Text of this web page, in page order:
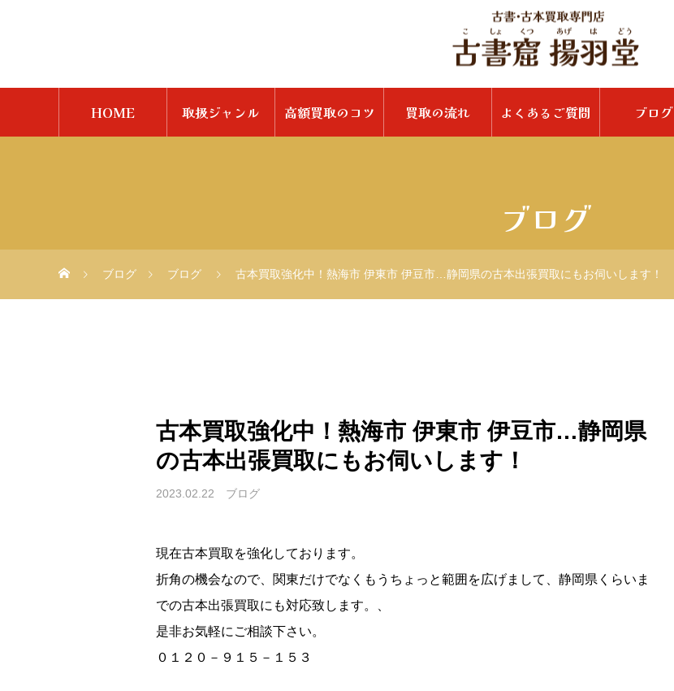
HOME 取扱ジャンル 高額買取のコツ 買取の流れ よくあるご質問 ブログ
ブログ
ブログ ブログ 古本買取強化中！熱海市 伊東市 伊豆市…静岡県の古本出張買取にもお伺いします！
古本買取強化中！熱海市 伊東市 伊豆市…静岡県
の古本出張買取にもお伺いします！
2023.02.22 ブログ
現在古本買取を強化しております。
折角の機会なので、関東だけでなくもうちょっと範囲を広げまして、静岡県くらいま
での古本出張買取にも対応致します。、
是非お気軽にご相談下さい。
０１２０－９１５－１５３